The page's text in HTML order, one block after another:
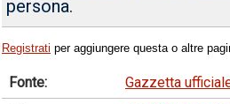
persona.
Registrati per aggiungere questa o altre
Fonte:
Gazzetta